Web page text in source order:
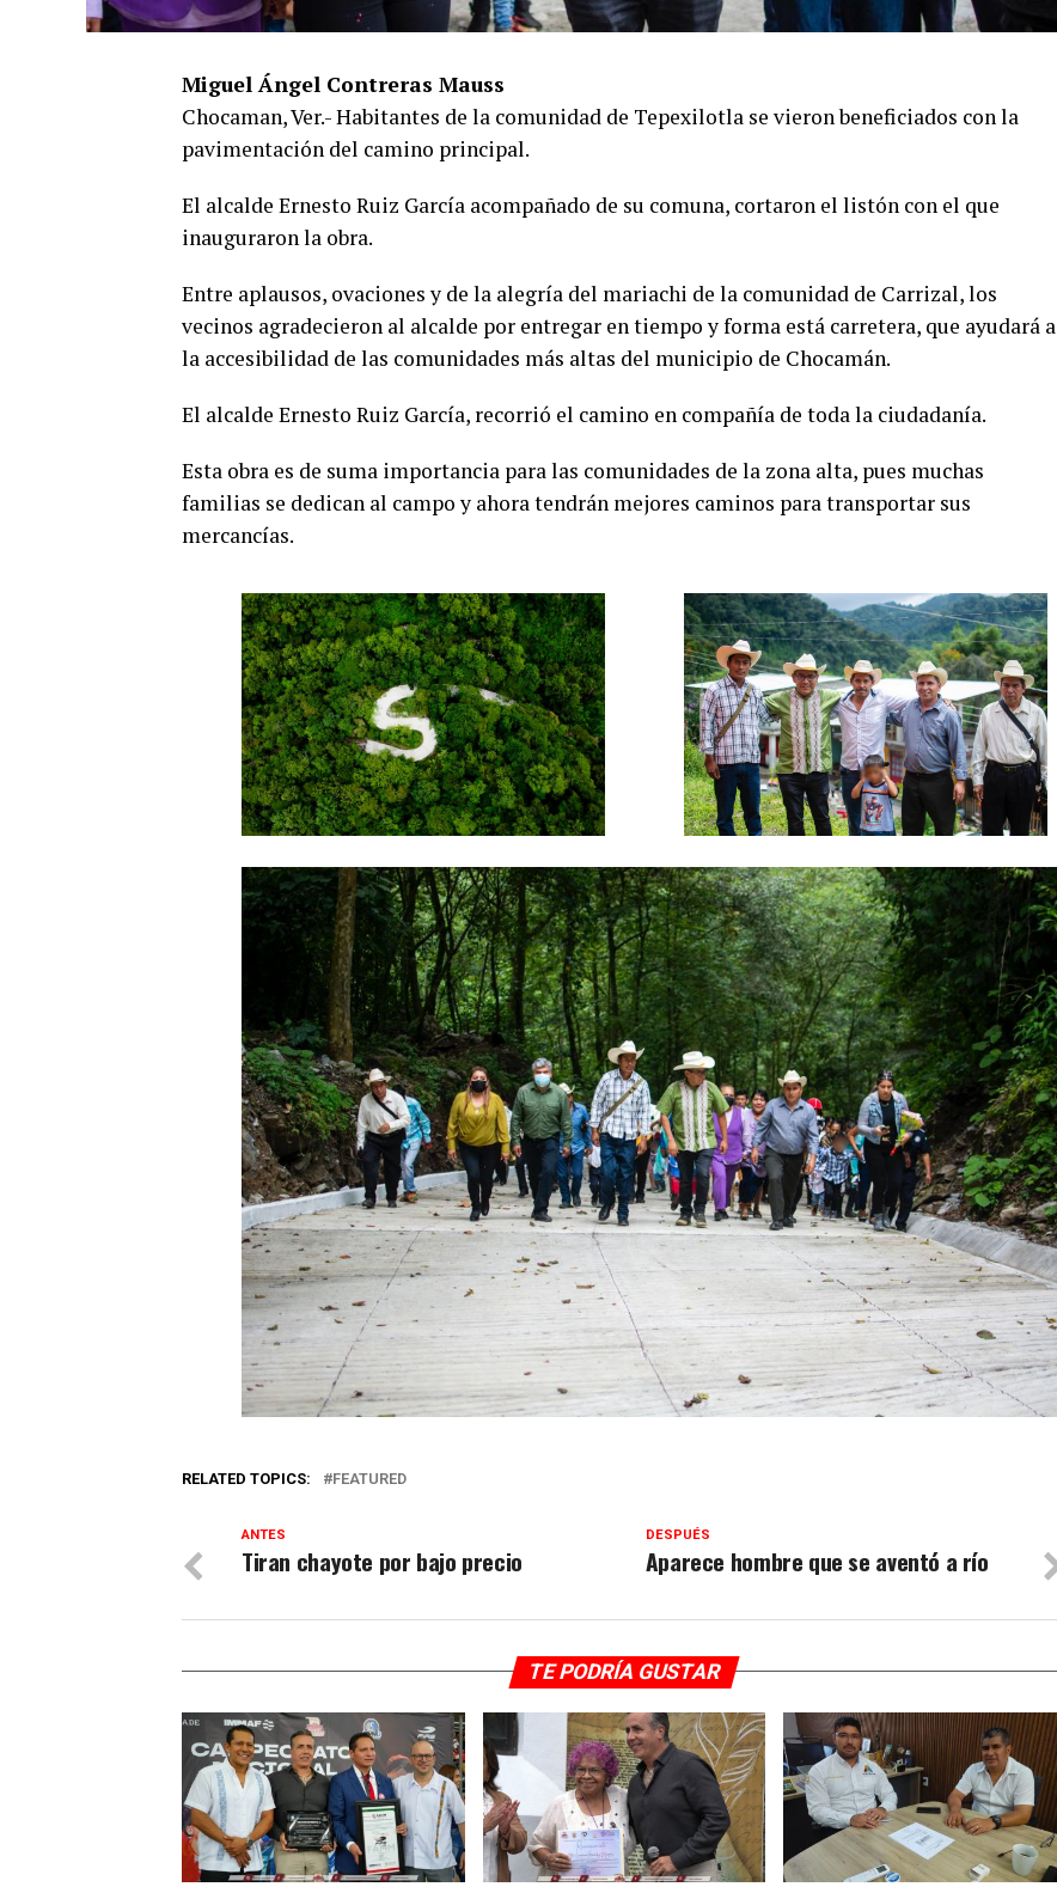
Miguel Ángel Contreras Mauss
Chocaman, Ver.- Habitantes de la comunidad de Tepexilotla se vieron beneficiados con la
pavimentación del camino principal.
El alcalde Ernesto Ruiz García acompañado de su comuna, cortaron el listón con el que
inauguraron la obra.
Entre aplausos, ovaciones y de la alegría del mariachi de la comunidad de Carrizal, los
vecinos agradecieron al alcalde por entregar en tiempo y forma está carretera, que ayudará a
la accesibilidad de las comunidades más altas del municipio de Chocamán.
El alcalde Ernesto Ruiz García, recorrió el camino en compañía de toda la ciudadanía.
Esta obra es de suma importancia para las comunidades de la zona alta, pues muchas
familias se dedican al campo y ahora tendrán mejores caminos para transportar sus
mercancías.
RELATED TOPICS: FEATURED
DESPUÉS
Aparece hombre que se aventó a río
ANTES
Tiran chayote por bajo precio
TE PODRÍA GUSTAR